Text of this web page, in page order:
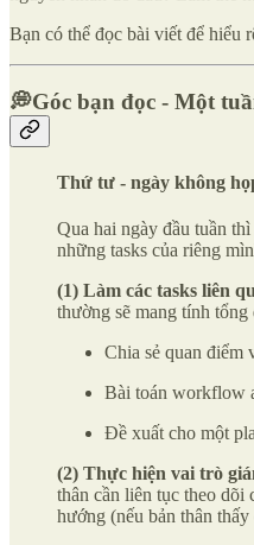
Bạn có thể đọc bài viết để hiểu
💭Góc bạn đọc - Một
Thứ tư - ngày không
Qua hai ngày đầu tuần
những tasks của riêng
(1) Làm các tasks liên
thường sẽ mang tính
Chia sẻ quan điểm
Bài toán workflow
Đề xuất cho một
(2) Thực hiện vai trò
thân cần liên tục theo dõi
hướng (nếu bản thân